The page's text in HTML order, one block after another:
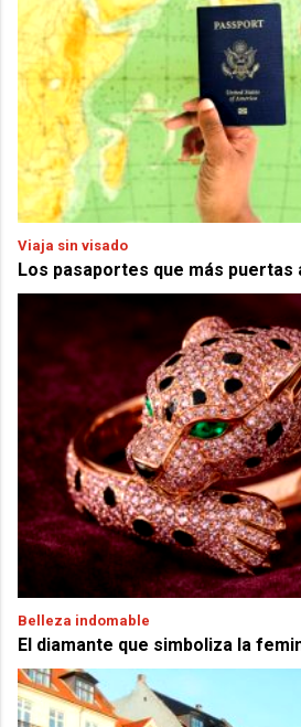
Viaja sin visado
Los pasaportes que más puertas
Belleza indomable
El diamante que simboliza la